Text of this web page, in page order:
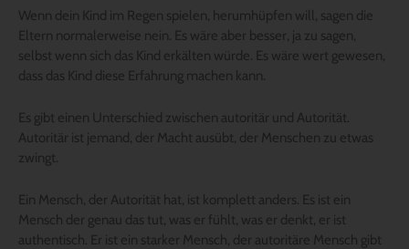
Wenn dein Kind im Regen spielen, herumhüpfen will, sagen die
Eltern normalerweise nein. Es wäre aber besser, ja zu sagen,
selbst wenn sich das Kind erkälten würde. Es wäre wert gewesen,
dass das Kind diese Erfahrung machen kann.
Es gibt einen Unterschied zwischen autoritär und Autorität.
Autoritär ist jemand, der Macht ausübt, der Menschen zu etwas
zwingt.
Ein Mensch, der Autorität hat, ist komplett anders. Es ist ein
Mensch der genau das tut, was er fühlt, was er denkt, er ist
authentisch. Er ist ein starker Mensch, der autoritäre Mensch gibt